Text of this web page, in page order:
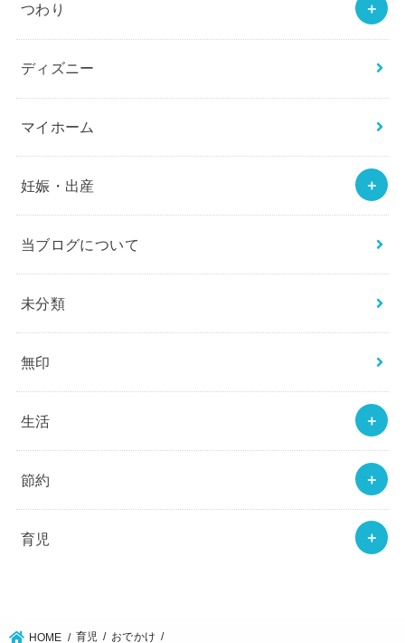
つわり
ディズニー
マイホーム
妊娠・出産
当ブログについて
未分類
無印
生活
節約
育児
HOME 育児 おでかけ